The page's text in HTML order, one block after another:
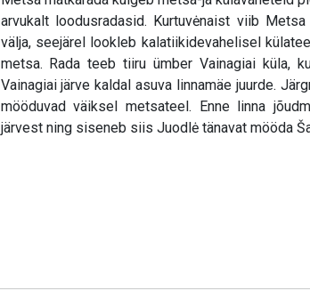
arvukalt loodusradasid. Kurtuvėnaist viib
välja, seejärel lookleb kalatiikidevahelisel
metsa. Rada teeb tiiru ümber Vainagiai küla,
Vainagiai järve kaldal asuva linnamäe juurde.
mööduvad väiksel metsateel. Enne linna
järvest ning siseneb siis Juodlė tänavat mööda